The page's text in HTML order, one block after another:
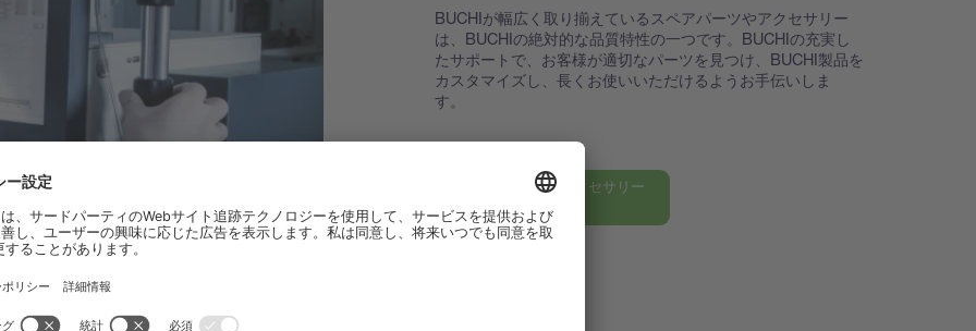
BUCHIが幅広く取り揃えているスペアパーツやアクセサリー
は、BUCHIの絶対的な品質特性の一つです。BUCHIの充実し
たサポートで、お客様が適切なパーツを見つけ、BUCHI製品を
カスタマイズし、長くお使いいただけるようお手伝いしま
す。
BUCHIのパーツ＆アクセサリー
を見る